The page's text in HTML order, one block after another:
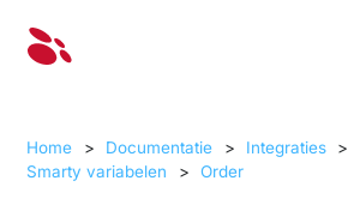
Home > Documentatie > Integraties >
Smarty variabelen
> Order